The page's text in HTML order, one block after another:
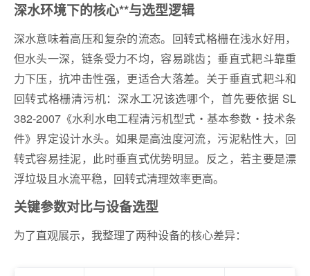
深水环境下的核心**与选型逻辑
深水意味着高压和复杂的流态。回转式格栅在浅水好用，
但水头一深，链条受力不均，容易跳齿；垂直式耙斗靠重
力下压，抗冲击性强，更适合大落差。关于垂直式耙斗和
回转式格栅清污机：深水工况该选哪个，首先要依据 SL
382-2007《水利水电工程清污机型式・基本参数・技术条
件》界定设计水头。如果是高浊度河流，污泥粘性大，回
转式容易挂泥，此时垂直式优势明显。反之，若主要是漂
浮垃圾且水流平稳，回转式清理效率更高。
关键参数对比与设备选型
为了直观展示，我整理了两种设备的核心差异：